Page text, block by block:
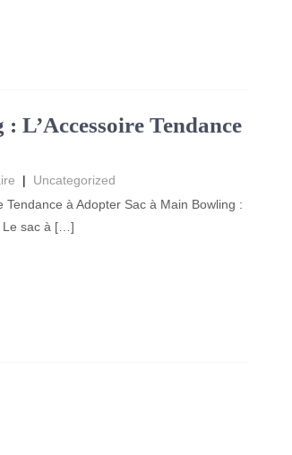
L’Accessoire Tendance
| Uncategorized
Tendance à Adopter Sac à Main Bowling :
Le sac à […]